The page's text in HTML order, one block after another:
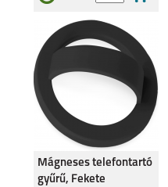
SAMSUNG GALAXY Z
SAMSUNG GALAXY Z
FLIP7 FE
Mágneses telefontartó
gyűrű, Fekete